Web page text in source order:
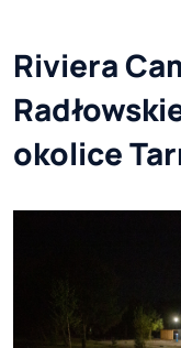
Riviera
okolice